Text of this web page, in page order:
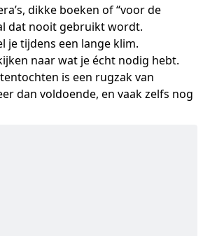
dikke boeken of “voor de
dat nooit gebruikt wordt.
je tijdens een lange klim.
naar wat je écht nodig hebt.
is een rugzak van
dan voldoende, en vaak zelfs nog